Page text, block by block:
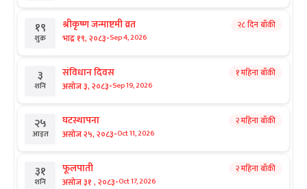
१९
शुक्र
श्रीकृष्ण जन्माष्टमी व्रत
भाद्र १९, २०८३-Sep 4, 2026
२८ दिन बाँकी
३
शनि
संविधान दिवस
असोज ३, २०८३-Sep 19, 2026
१ महिना बाँकी
२५
आइत
घटस्थापना
असोज २५, २०८३-Oct 11, 2026
२ महिना बाँकी
३१
शनि
फूलपाती
असोज ३१ , २०८३-Oct 17, 2026
२ महिना बाँकी